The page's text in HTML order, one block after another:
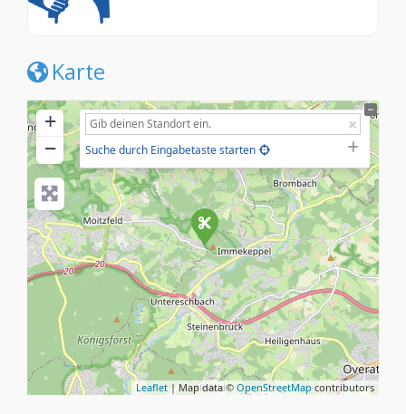
Karte
+
−
Suche durch Eingabetaste starten
Leaflet | Map data © OpenStreetMap contributors